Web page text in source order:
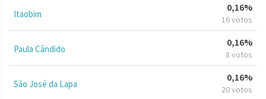
Itaobim
0,16%
16 votos
Paula Cândido
0,16%
8 votos
São José da Lapa
0,16%
20 votos